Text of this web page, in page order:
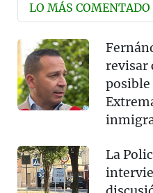
LO MÁS COMENTADO
revisar
posible
La